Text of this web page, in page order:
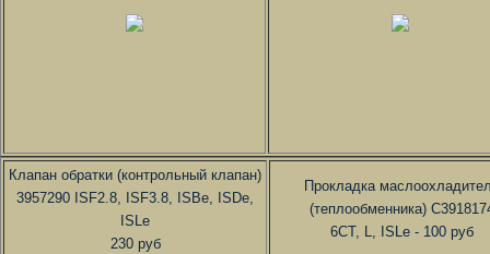
Клапан обратки (контрольный клапан)
3957290 ISF2.8, ISF3.8, ISBe, ISDe,
ISLe
230 руб
Прокладка
(теплообменника)
6CT, L, ISLe - 100 руб